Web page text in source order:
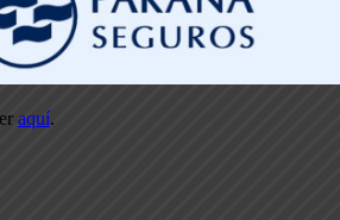
aquí.